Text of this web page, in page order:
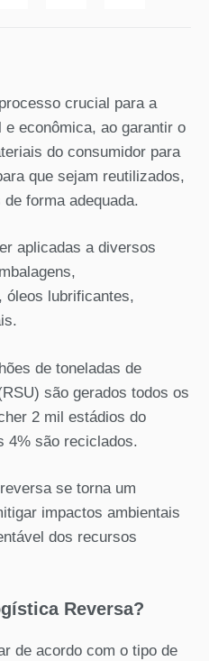
crucial para a
econômica, ao garantir o
do consumidor para
que sejam reutilizados,
forma adequada.
aplicadas a diversos
óleos lubrificantes,
de toneladas de
são gerados todos os
2 mil estádios do
4% são reciclados.
se torna um
impactos ambientais
dos recursos
Reversa?
de acordo com o tipo de